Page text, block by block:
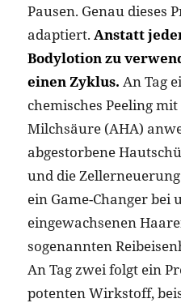
Pausen. Genau dieses
adaptiert. Anstatt
Bodylotion zu
einen Zyklus. An Tag
chemisches Peeling
Milchsäure (AHA)
abgestorbene
und die
ein Game-Changer bei
eingewachsenen
sogenannten
An Tag zwei folgt ein
potenten Wirkstoff,